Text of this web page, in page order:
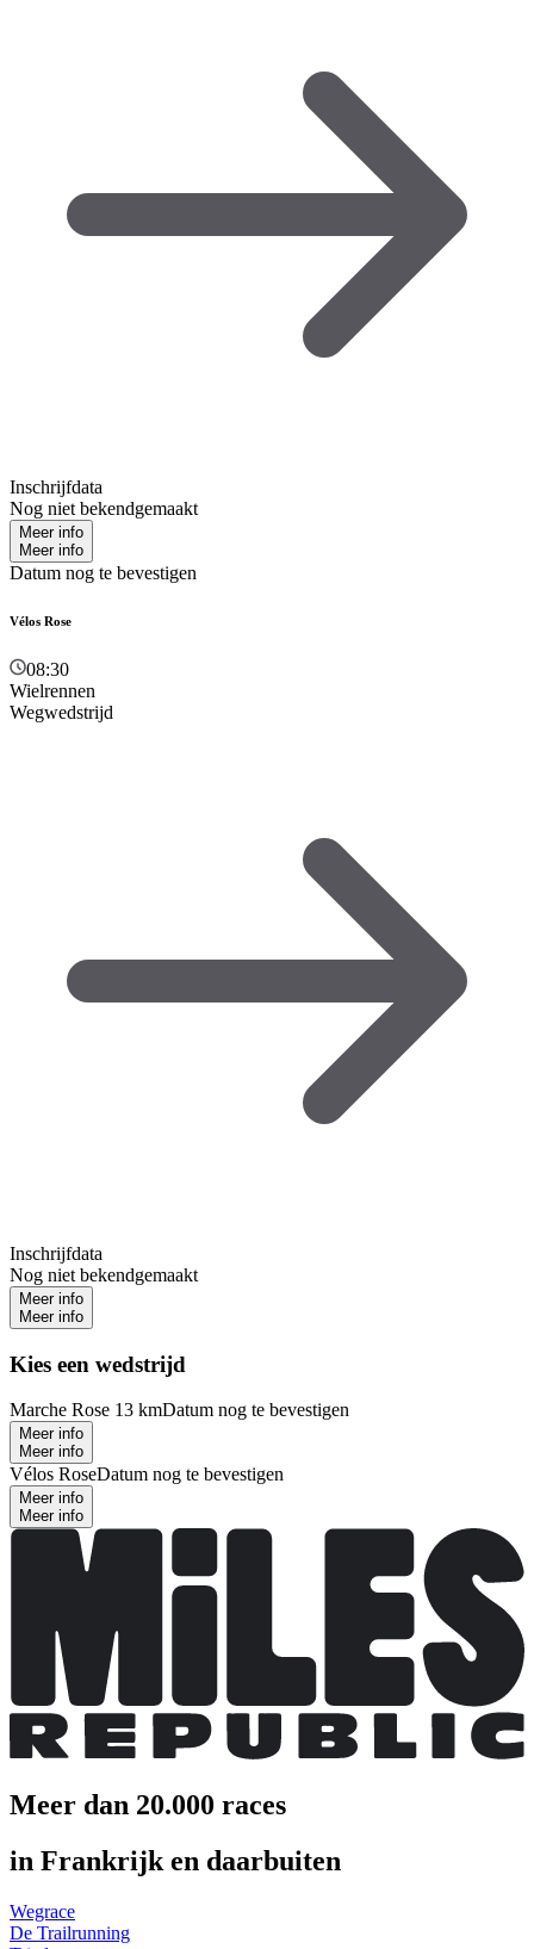
Inschrijfdata
Nog niet bekendgemaakt
Meer info
Meer info
Datum nog te bevestigen
Vélos Rose
08:30
Wielrennen
Wegwedstrijd
Inschrijfdata
Nog niet bekendgemaakt
Meer info
Meer info
Kies een wedstrijd
Marche Rose 13 kmDatum nog te bevestigen
Meer info
Meer info
Vélos RoseDatum nog te bevestigen
Meer info
Meer info
Meer dan 20.000 races
in Frankrijk en daarbuiten
Wegrace
De Trailrunning